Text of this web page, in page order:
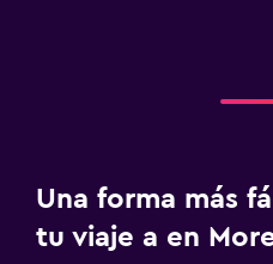
Una forma más
tu viaje a en